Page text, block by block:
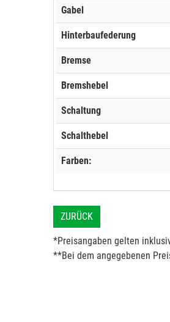
Gabel
Hinterbaufederung
Bremse
Bremshebel
Schaltung
Schalthebel
Farben:
ZURÜCK
*Preisangaben gelten
**Bei dem angegebenen